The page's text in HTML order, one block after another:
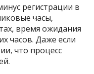
регистрации в
часы,
время ожидания
часов. Даже если
что процесс